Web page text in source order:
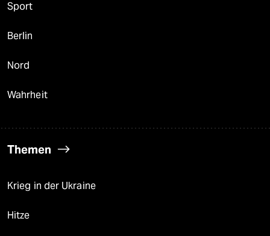
Sport
Berlin
Nord
Wahrheit
Themen
Krieg in der Ukraine
Hitze